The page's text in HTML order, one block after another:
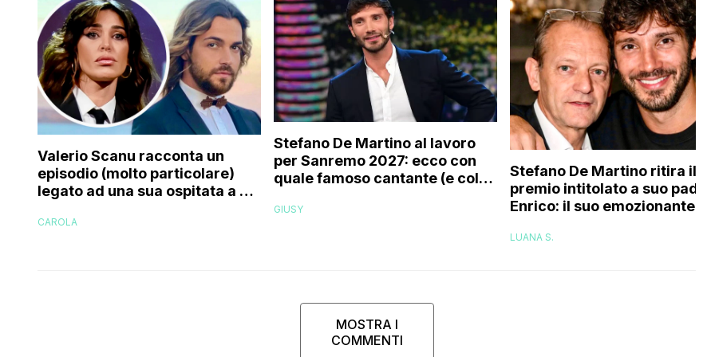
Valerio Scanu racconta un
episodio (molto particolare)
legato ad una sua ospitata a Le
Rodriguez ha smesso di
CAROLA
Stefano De Martino al lavoro
per Sanremo 2027: ecco con
quale famoso cantante (e col
paparazzato
GIUSY
Stefano De Martino ritira il
premio intitolato a suo padre
Enrico: il suo emozionante
LUANA S.
MOSTRA I
COMMENTI